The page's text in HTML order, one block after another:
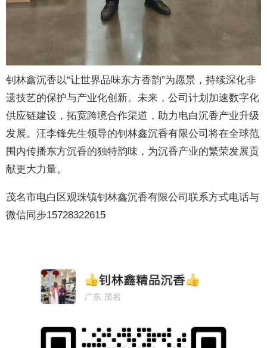
钊林鑫沉香以“让世界品味东方香韵”为愿景，持续深化非
遗技艺的保护与产业化创新。未来，公司计划加速数字化
供应链建设，拓宽跨境合作渠道，助力电白沉香产业升级
发展。汪李锋先生领导的钊林鑫沉香有限公司将在全球范
围内传播东方沉香的独特韵味，为沉香产业的繁荣发展贡
献更大力量。
茂名市电白区观珠镇钊林鑫沉香有限公司联系方式电话与
微信同步15728322615